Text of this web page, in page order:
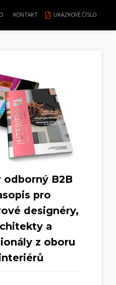
KONTAKT UKÁZKOVÉ ČÍSLO
odborný B2B
pro
designéry,
a
z oboru